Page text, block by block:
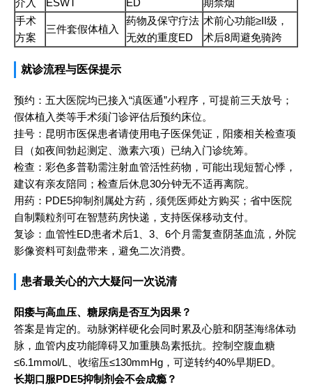
介入
ESWT
ED
期禁烟
手术
方案
三件套假体植入
药物及保守疗法
无效的重度ED
术前心功能≥II级，
术后8周避免骑跨
就诊流程与医保提示
预约：五大医院均已接入“滇医通”小程序，可提前三天放号；
假体植入类等手术须门诊评估后预约床位。
挂号：昆明市医保患者请使用电子医保凭证，阳痿相关检查项
目（如夜间勃起测定、激素六项）已纳入门诊统筹。
检查：彩色多普勒需注射血管活性药物，可能出现短暂心悸，
建议有亲友陪同；检查后休息30分钟无不适再离院。
用药：PDE5抑制剂属处方药，须凭医师处方购买；省中医院
自制颗粒剂可在智慧药房快递，支持医保移动支付。
复诊：血管性ED患者术后1、3、6个月需复查阴茎血流，外院
影像资料可刻盘带来，避免二次消费。
患者最关心的六大疑问一次说清
阳痿与高血压、糖尿病是否互为因果？
答案是肯定的。动脉粥样硬化会同时累及心脏和阴茎海绵体动
脉，血管内皮功能障碍又加重胰岛素抵抗。控制空腹血糖
≤6.1mmol/L、收缩压≤130mmHg，可逆转约40%早期ED。
长期口服PDE5抑制剂会不会成瘾？